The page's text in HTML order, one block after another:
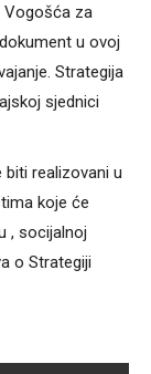
Vogošća za
u ovoj
Strategija
sjednici
biti realizovani u
koje će
, socijalnoj
o Strategiji